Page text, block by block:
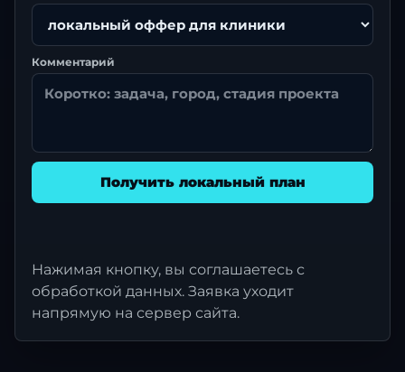
Комментарий
Получить локальный план
Нажимая кнопку, вы соглашаетесь с
обработкой данных. Заявка уходит
напрямую на сервер сайта.